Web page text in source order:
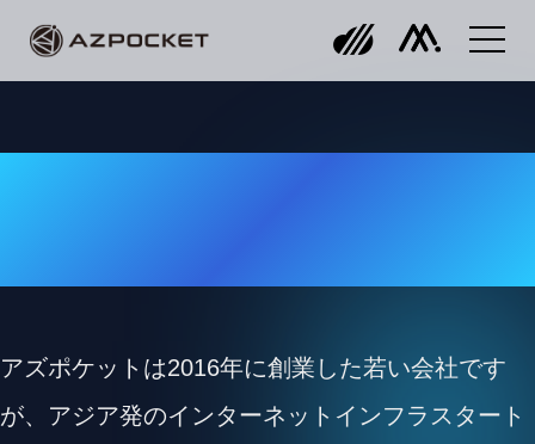
アズポケットは2016年に創業した若い会社です
が、アジア発のインターネットインフラスタート